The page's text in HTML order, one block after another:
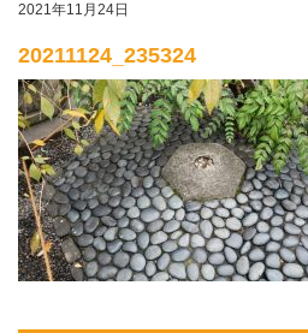
2021年11月24日
20211124_235324